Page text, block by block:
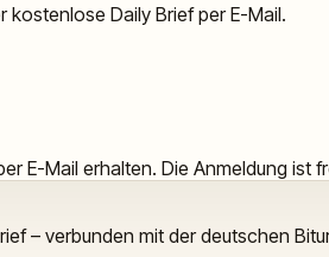
Daily Brief per E-Mail.
E-Mail erhalten. Die Anmeldung ist
– verbunden mit der deutschen